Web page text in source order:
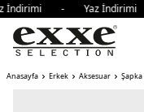
- Yaz
Anasayfa Erkek Aksesuar Şapka